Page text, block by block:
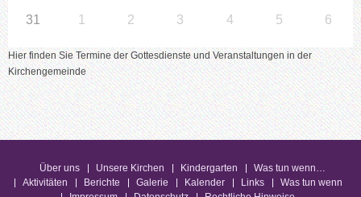
31 1 2 3 4 5 6
Hier finden Sie Termine der Gottesdienste und Veranstaltungen in der
Kirchengemeinde
Über uns Unsere Kirchen Kindergarten
Was tun wenn…
Aktivitäten
Berichte Galerie Kalender Links
Was tun wenn